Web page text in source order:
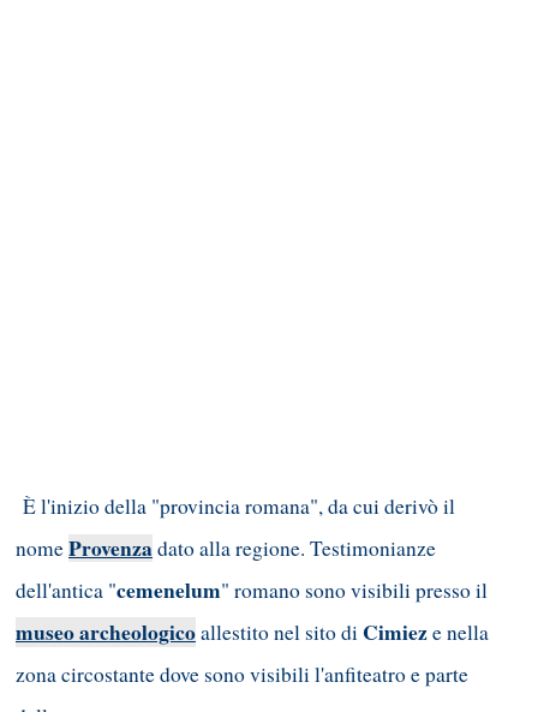
È l'inizio della "provincia romana", da cui derivò il
nomeProvenzadato alla regione. Testimonianze
dell'antica "cemenelum" romano sono visibili presso il
museo archeologicoallestito nel sito di Cimiezenella
zona circostante dove sono visibili l'anfiteatro e parte